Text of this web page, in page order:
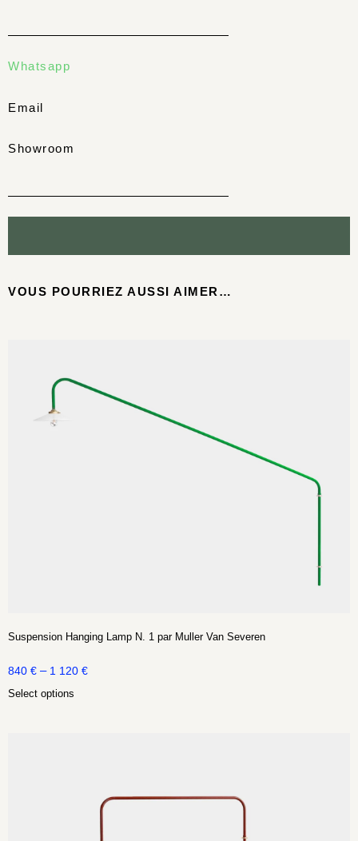
Whatsapp
Email
Showroom
VOUS POURRIEZ AUSSI AIMER…
Suspension Hanging Lamp N. 1 par Muller Van Severen
840 € – 1 120 €
Select options